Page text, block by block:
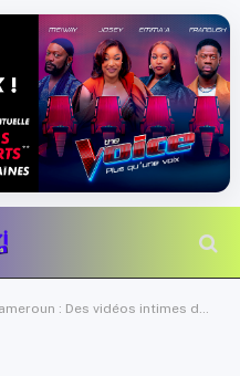
vidéos intimes des policières en action ont fuité